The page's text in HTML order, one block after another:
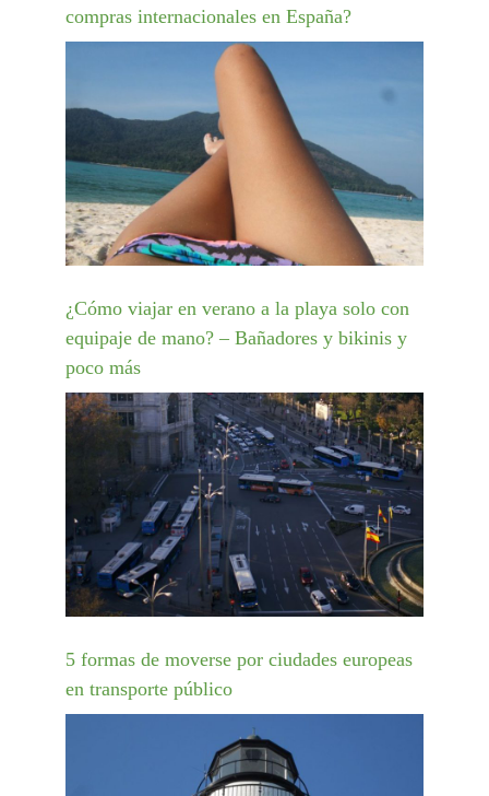
compras internacionales en España?
¿Cómo viajar en verano a la playa solo con
equipaje de mano? – Bañadores y bikinis y
poco más
5 formas de moverse por ciudades europeas
en transporte público